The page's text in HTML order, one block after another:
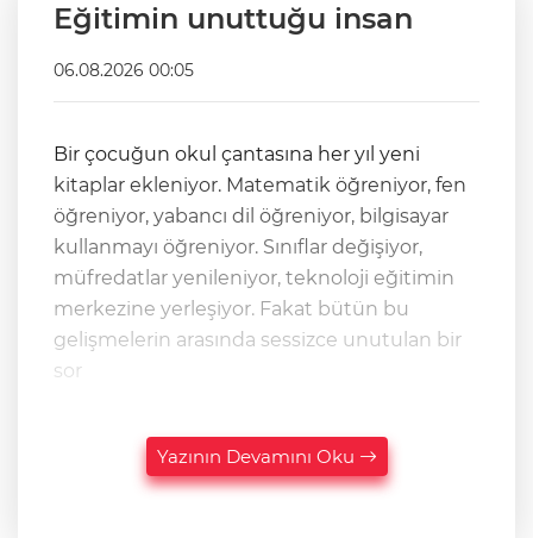
Eğitimin unuttuğu insan
06.08.2026 00:05
Bir çocuğun okul çantasına her yıl yeni
kitaplar ekleniyor. Matematik öğreniyor, fen
öğreniyor, yabancı dil öğreniyor, bilgisayar
kullanmayı öğreniyor. Sınıflar değişiyor,
müfredatlar yenileniyor, teknoloji eğitimin
merkezine yerleşiyor. Fakat bütün bu
gelişmelerin arasında sessizce unutulan bir
sor
Yazının Devamını Oku